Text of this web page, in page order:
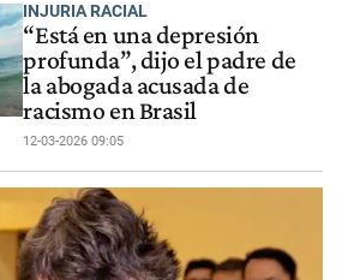
INJURIA RACIAL
“Está en una depresión
profunda”, dijo el padre de
la abogada acusada de
racismo en Brasil
12-03-2026 09:05